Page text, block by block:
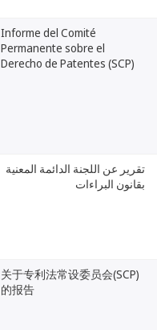
Informe del Comité
Permanente sobre el
Derecho de Patentes (SCP)
تقرير عن اللجنة الدائمة المعنية
بقانون البراءات
关于专利法常设委员会(SCP)
的报告